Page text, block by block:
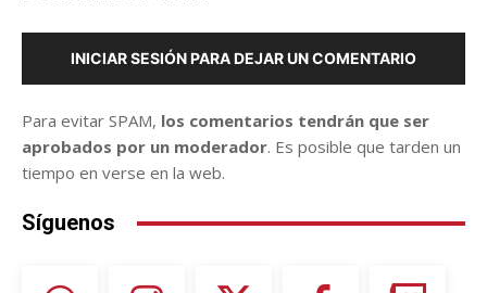
INICIAR SESIÓN PARA DEJAR UN COMENTARIO
Para evitar SPAM, los comentarios tendrán que ser
aprobados por un moderador. Es posible que tarden un
tiempo en verse en la web.
Síguenos